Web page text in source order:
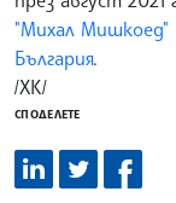
"Михал Мишкоед"
България.
/ХК/
СПОДЕЛЕТЕ